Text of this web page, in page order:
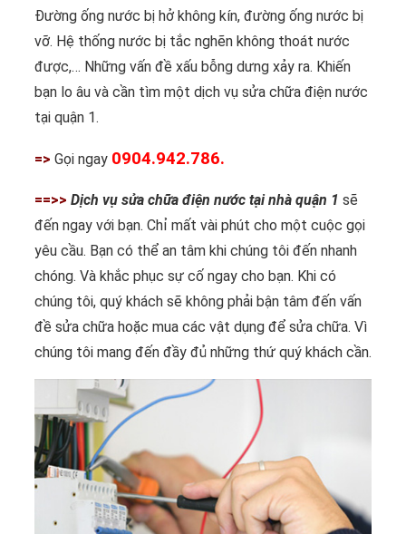
Đường ống nước bị hở không kín, đường ống nước bị
vỡ. Hệ thống nước bị tắc nghẽn không thoát nước
được,… Những vấn đề xấu bỗng dưng xảy ra. Khiến
bạn lo âu và cần tìm một dịch vụ sửa chữa điện nước
tại quận 1.
=> Gọi ngay 0904.942.786.
==>> Dịch vụ sửa chữa điện nước tại nhà quận 1 sẽ
đến ngay với bạn. Chỉ mất vài phút cho một cuộc gọi
yêu cầu. Bạn có thể an tâm khi chúng tôi đến nhanh
chóng. Và khắc phục sự cố ngay cho bạn. Khi có
chúng tôi, quý khách sẽ không phải bận tâm đến vấn
đề sửa chữa hoặc mua các vật dụng để sửa chữa. Vì
chúng tôi mang đến đầy đủ những thứ quý khách cần.